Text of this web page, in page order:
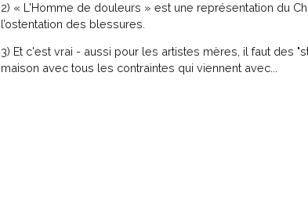
2) « L'Homme de douleurs » est une représentation du
l’ostentation des blessures.
3) Et c'est vrai - aussi pour les artistes mères, il faut des
maison avec tous les contraintes qui viennent avec...